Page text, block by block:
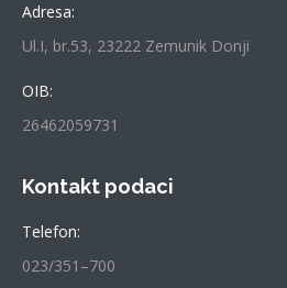
Adresa:
Ul.I, br.53, 23222 Zemunik Donji
OIB:
26462059731
Kontakt podaci
Telefon:
023/351–700